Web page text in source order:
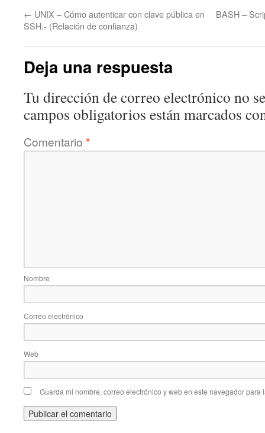
← UNIX – Cómo autenticar con clave pública en
SSH.- (Relación de confianza)
BASH –
Deja una respuesta
Tu dirección de correo electrónico no
campos obligatorios están marcados
Comentario *
Nombre
Correo electrónico
Web
Guarda mi nombre, correo electrónico y web en este navegador para